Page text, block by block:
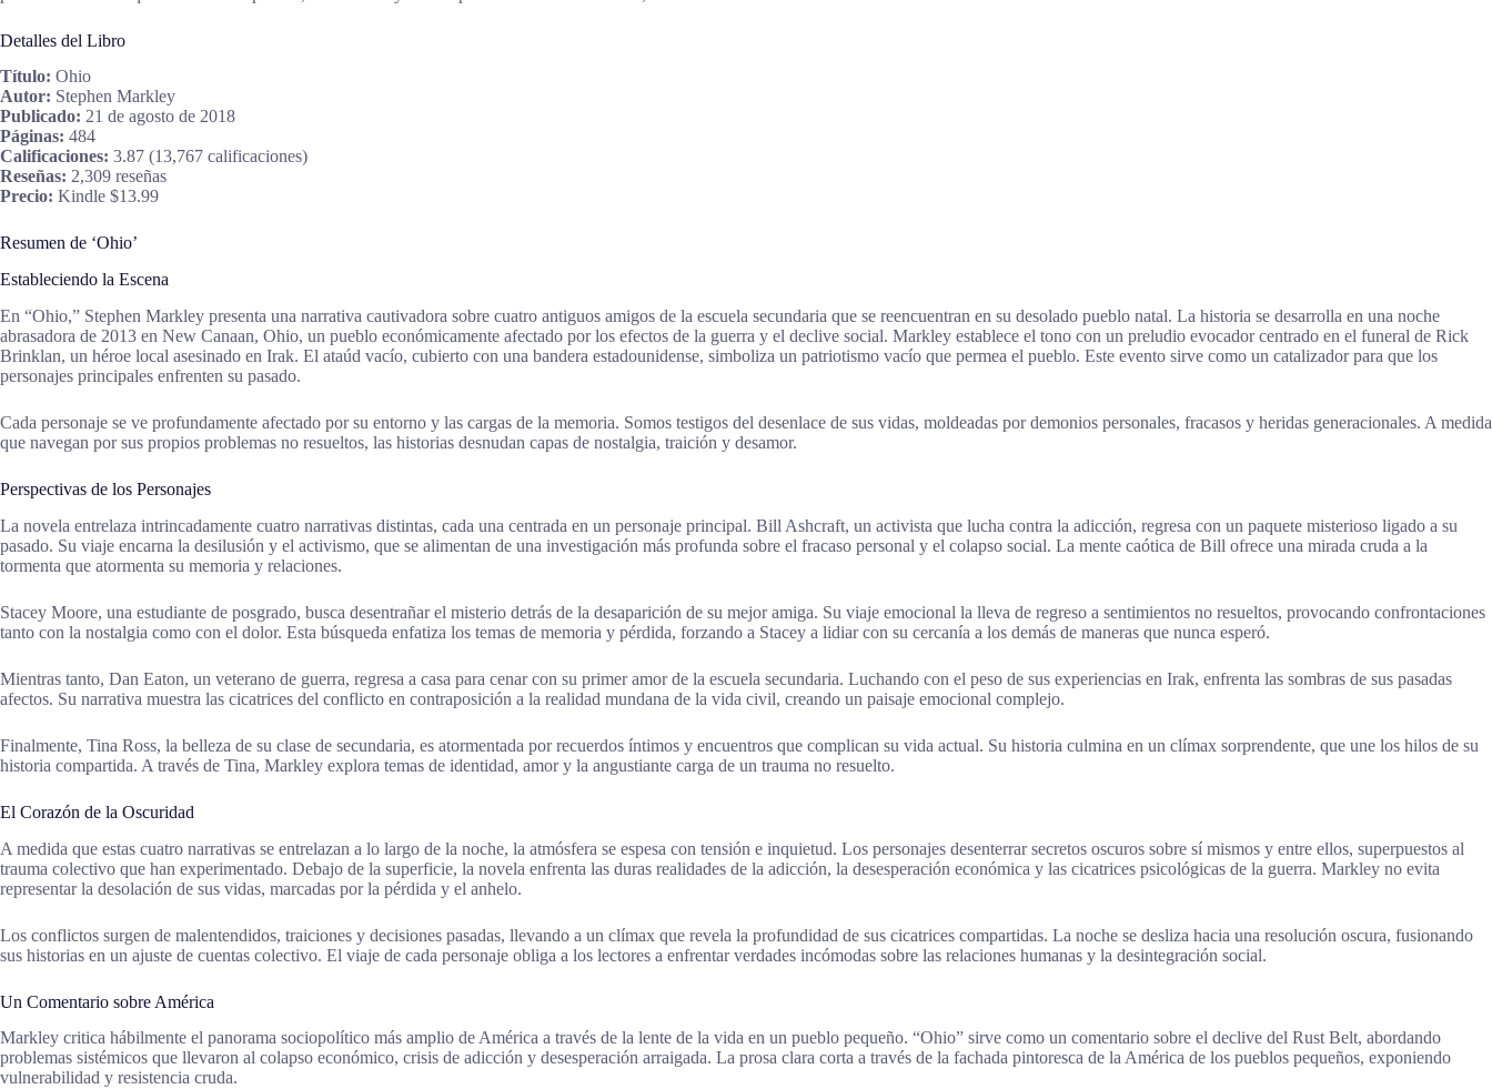
Detalles del Libro
Título: Ohio
Autor: Stephen Markley
Publicado: 21 de agosto de 2018
Páginas: 484
Calificaciones: 3.87 (13,767 calificaciones)
Reseñas: 2,309 reseñas
Precio: Kindle $13.99
Resumen de ‘Ohio’
Estableciendo la Escena
En “Ohio,” Stephen Markley presenta una narrativa cautivadora sobre cuatro antiguos amigos de la escuela secundaria que se reencuentran en su desolado pueblo natal. La historia se desarrolla en una noche
abrasadora de 2013 en New Canaan, Ohio, un pueblo económicamente afectado por los efectos de la guerra y el declive social. Markley establece el tono con un preludio evocador centrado en el funeral de Rick
Brinklan, un héroe local asesinado en Irak. El ataúd vacío, cubierto con una bandera estadounidense, simboliza un patriotismo vacío que permea el pueblo. Este evento sirve como un catalizador para que los
personajes principales enfrenten su pasado.
Cada personaje se ve profundamente afectado por su entorno y las cargas de la memoria. Somos testigos del desenlace de sus vidas, moldeadas por demonios personales, fracasos y heridas generacionales. A medida
que navegan por sus propios problemas no resueltos, las historias desnudan capas de nostalgia, traición y desamor.
Perspectivas de los Personajes
La novela entrelaza intrincadamente cuatro narrativas distintas, cada una centrada en un personaje principal. Bill Ashcraft, un activista que lucha contra la adicción, regresa con un paquete misterioso ligado a su
pasado. Su viaje encarna la desilusión y el activismo, que se alimentan de una investigación más profunda sobre el fracaso personal y el colapso social. La mente caótica de Bill ofrece una mirada cruda a la
tormenta que atormenta su memoria y relaciones.
Stacey Moore, una estudiante de posgrado, busca desentrañar el misterio detrás de la desaparición de su mejor amiga. Su viaje emocional la lleva de regreso a sentimientos no resueltos, provocando confrontaciones
tanto con la nostalgia como con el dolor. Esta búsqueda enfatiza los temas de memoria y pérdida, forzando a Stacey a lidiar con su cercanía a los demás de maneras que nunca esperó.
Mientras tanto, Dan Eaton, un veterano de guerra, regresa a casa para cenar con su primer amor de la escuela secundaria. Luchando con el peso de sus experiencias en Irak, enfrenta las sombras de sus pasadas
afectos. Su narrativa muestra las cicatrices del conflicto en contraposición a la realidad mundana de la vida civil, creando un paisaje emocional complejo.
Finalmente, Tina Ross, la belleza de su clase de secundaria, es atormentada por recuerdos íntimos y encuentros que complican su vida actual. Su historia culmina en un clímax sorprendente, que une los hilos de su
historia compartida. A través de Tina, Markley explora temas de identidad, amor y la angustiante carga de un trauma no resuelto.
El Corazón de la Oscuridad
A medida que estas cuatro narrativas se entrelazan a lo largo de la noche, la atmósfera se espesa con tensión e inquietud. Los personajes desenterrar secretos oscuros sobre sí mismos y entre ellos, superpuestos al
trauma colectivo que han experimentado. Debajo de la superficie, la novela enfrenta las duras realidades de la adicción, la desesperación económica y las cicatrices psicológicas de la guerra. Markley no evita
representar la desolación de sus vidas, marcadas por la pérdida y el anhelo.
Los conflictos surgen de malentendidos, traiciones y decisiones pasadas, llevando a un clímax que revela la profundidad de sus cicatrices compartidas. La noche se desliza hacia una resolución oscura, fusionando
sus historias en un ajuste de cuentas colectivo. El viaje de cada personaje obliga a los lectores a enfrentar verdades incómodas sobre las relaciones humanas y la desintegración social.
Un Comentario sobre América
Markley critica hábilmente el panorama sociopolítico más amplio de América a través de la lente de la vida en un pueblo pequeño. “Ohio” sirve como un comentario sobre el declive del Rust Belt, abordando
problemas sistémicos que llevaron al colapso económico, crisis de adicción y desesperación arraigada. La prosa clara corta a través de la fachada pintoresca de la América de los pueblos pequeños, exponiendo
vulnerabilidad y resistencia cruda.